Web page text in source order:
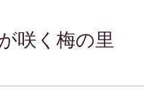
咲く梅の里